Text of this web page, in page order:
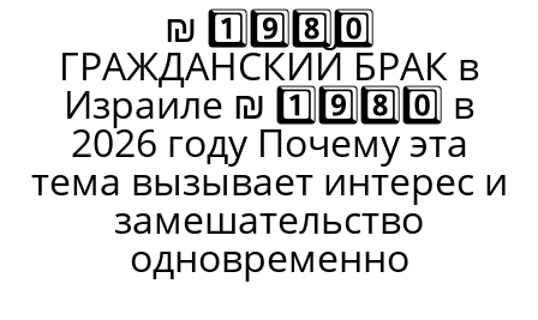
₪ 1️⃣9️⃣8️⃣0️⃣
ГРАЖДАНСКИЙ БРАК в
Израиле ₪ 1️⃣9️⃣8️⃣0️⃣ в
2026 году Почему эта
тема вызывает интерес и
замешательство
одновременно